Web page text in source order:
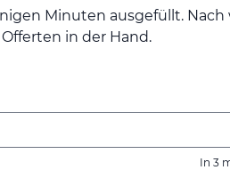
Minuten ausgefüllt.
in der Hand.
In 3